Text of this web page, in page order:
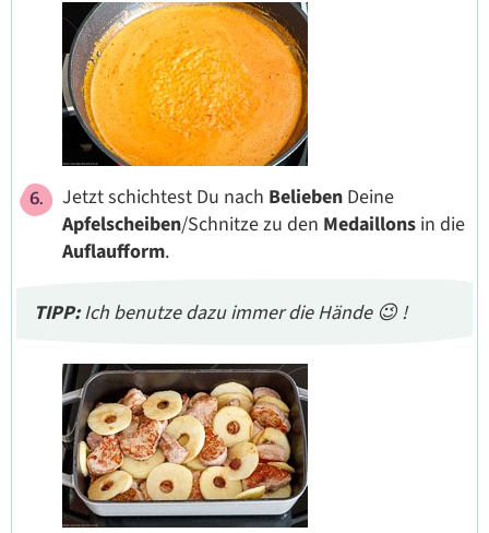
Jetzt schichtest Du nach Belieben Deine
Apfelscheiben/Schnitze zu den Medaillons in die
Auflaufform.
TIPP:Ich benutze dazu immer die Hände 😉 !